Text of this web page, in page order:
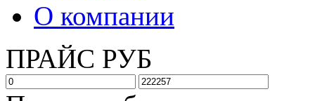
О компании
ПРАЙС РУБ